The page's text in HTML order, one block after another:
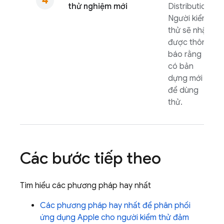
thử nghiệm mới
Distribution
Người kiểm
thử sẽ nhận
được thông
báo rằng
có bản
dựng mới
để dùng
thử.
Các bước tiếp theo
Tìm hiểu các phương pháp hay nhất
Các phương pháp hay nhất để phân phối
ứng dụng Apple cho người kiểm thử đảm